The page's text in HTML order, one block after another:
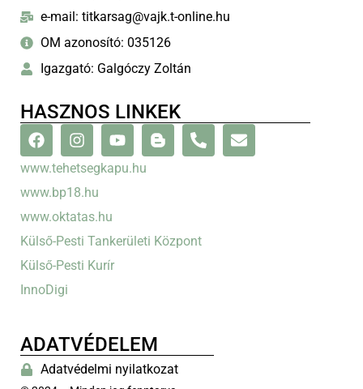
e-mail: titkarsag@vajk.t-online.hu
OM azonosító: 035126
Igazgató: Galgóczy Zoltán
HASZNOS LINKEK
www.tehetsegkapu.hu
www.bp18.hu
www.oktatas.hu
Külső-Pesti Tankerületi Központ
Külső-Pesti Kurír
InnoDigi
ADATVÉDELEM
Adatvédelmi nyilatkozat